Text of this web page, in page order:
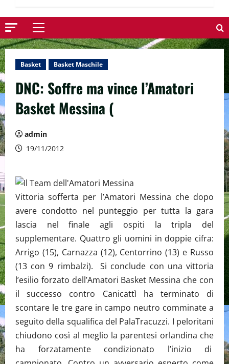
Menu
principale
Basket Basket Maschile
DNC: Soffre ma vince l’Amatori
Basket Messina (
admin
19/11/2012
Vittoria sofferta per l’Amatori Messina che dopo
avere condotto nel punteggio per tutta la gara
lascia nel finale agli ospiti la tripla del
supplementare. Quattro gli uomini in doppie cifra:
Arrigo (15), Carnazza (12), Centorrino (13) e Russo
(13 con 9 rimbalzi). Si conclude con una vittoria
l’esilio forzato dell’Amatori Basket Messina che con
il successo contro Canicattì ha terminato di
scontare le tre gare in campo neutro comminate a
seguito della squalifica del PalaTracuzzi. I peloritani
chiudono così al meglio la parentesi orlandina che
ha forzatamente condizionato l’inizio di